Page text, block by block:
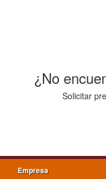
¿No
Solicitar
Empresa